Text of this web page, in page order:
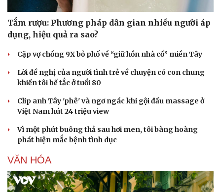
Doanh nghiệp
Thông tin doanh nghiệp
Doanh nghiệp 24h
Sành điệu
Tin Công nghệ
Tắm rượu: Phương pháp dân gian nhiều người áp
dụng, hiệu quả ra sao?
Cặp vợ chồng 9X bỏ phố về “giữ hồn nhà cổ” miền Tây
Lời đề nghị của người tình trẻ về chuyện có con chung
khiến tôi bế tắc ở tuổi 80
Clip anh Tây 'phê' và ngơ ngác khi gội đầu massage ở
Việt Nam hút 24 triệu view
Vì một phút buông thả sau hơi men, tôi bàng hoàng
phát hiện mắc bệnh tình dục
VĂN HÓA